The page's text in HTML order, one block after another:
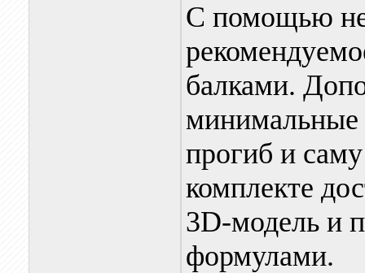
С помощью
балками.
минимальные
прогиб и
комплекте
3D-модель и
формулами.